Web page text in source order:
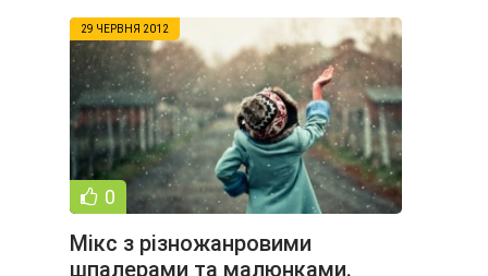
29 ЧЕРВНЯ 2012
0
Мікс з різножанровими
шпалерами та малюнками.